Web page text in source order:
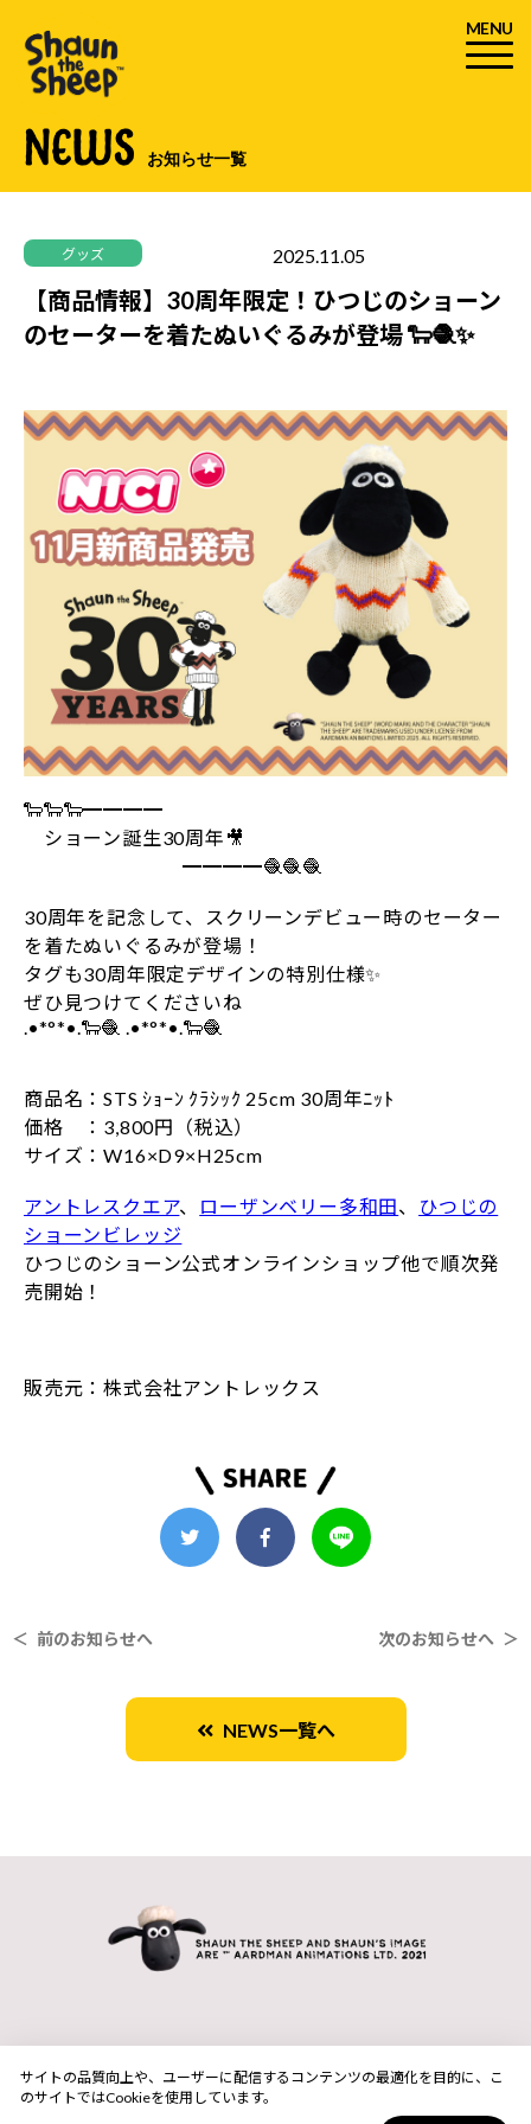
MENU
NEWS お知らせ一覧
グッズ 2025.11.05
【商品情報】30周年限定！ひつじのショーン
のセーターを着たぬいぐるみが登場 🐑🧶✨
🐑🐑🐑━━━━
ショーン誕生30周年🎥
━━━━🧶🧶🧶
30周年を記念して、スクリーンデビュー時のセーター
を着たぬいぐるみが登場！
タグも30周年限定デザインの特別仕様✨
ぜひ見つけてくださいね
.•*°*•.🐑🧶 .•*°*•.🐑🧶
商品名：STS ｼｮｰﾝ ｸﾗｼｯｸ 25cm 30周年ﾆｯﾄ
価格 ：3,800円（税込）
サイズ：W16×D9×H25cm
アントレスクエア、 ローザンベリー多和田、
ひつじの
ショーンビレッジ
ひつじのショーン公式オンラインショップ他で順次発
売開始！
販売元：株式会社アントレックス
＜ 前のお知らせへ 次のお知らせへ ＞
NEWS一覧へ
サイトの品質向上や、ユーザーに配信するコンテンツの最適化を目的に、こ
のサイトではCookieを使用しています。